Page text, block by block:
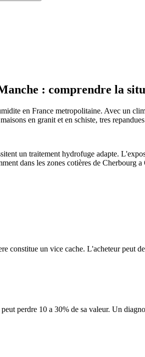
: comprendre la
en France metropolitaine. Avec un
en granit et en schiste, tres
un traitement hydrofuge adapte.
dans les zones cotières de Cherbourg
constitue un vice cache. L'acheteur peut
perdre 10 a 30% de sa valeur. Un